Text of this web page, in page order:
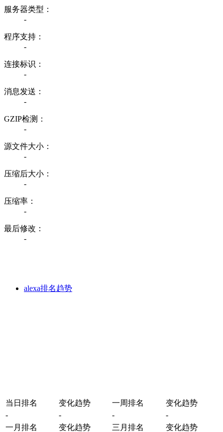
服务器类型：
-
程序支持：
-
连接标识：
-
消息发送：
-
GZIP检测：
-
源文件大小：
-
压缩后大小：
-
压缩率：
-
最后修改：
-
alexa排名趋势
当日排名 变化趋势 一周排名
变化趋势
-
- -
-
一月排名
变化趋势 三月排名
变化趋势